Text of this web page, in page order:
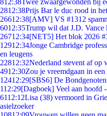
812:38Twee zwaargewonden bij
2812:38Prijs Bar le duc rood in
26612:38[AMV] VS #1312
6012:35Trump wil dat J.D. Vance
26712:34[NET5] Het blok 2026
12912:34Jonge Cambridge
en leugens
22812:32Nederland stevent af op
4912:30Zou je vreemdgaan in
12412:29[SBS6] De
112:29[Dagboek] Veel aan hoofd
6112:12Lisa (38) vermoord in
asielzoeker